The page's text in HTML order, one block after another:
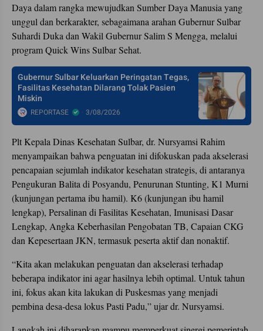
Daya dalam rangka mewujudkan Sumber Daya Manusia yang
unggul dan berkarakter, sebagaimana arahan Gubernur Sulbar
Suhardi Duka dan Wakil Gubernur Salim S Mengga, melalui
program Quick Wins Sulbar Sehat.
Gubernur Sulbar Keluarkan Peringatan Tegas,
Fasilitas Kesehatan Dilarang Tolak Pasien
Miskin
REPORTASE 3/08/2026
Plt Kepala Dinas Kesehatan Sulbar, dr. Nursyamsi Rahim
menyampaikan bahwa penguatan ini difokuskan pada akselerasi
pencapaian sejumlah indikator kesehatan strategis, di antaranya
Pengukuran Balita di Posyandu, Penurunan Stunting, K1 Murni
(kunjungan pertama ibu hamil). K6 (kunjungan ibu hamil
lengkap), Persalinan di Fasilitas Kesehatan, Imunisasi Dasar
Lengkap, Angka Keberhasilan Pengobatan TB, Capaian CKG
dan Kepesertaan JKN, termasuk peserta aktif dan nonaktif.
“Kita akan melakukan penguatan dan akselerasi terhadap
beberapa indikator ini agar hasilnya lebih optimal. Untuk tahun
ini, fokus akan kita lakukan di Puskesmas yang menjadi
pembina desa-desa lokus Pasti Padu,” ujar dr. Nursyamsi.